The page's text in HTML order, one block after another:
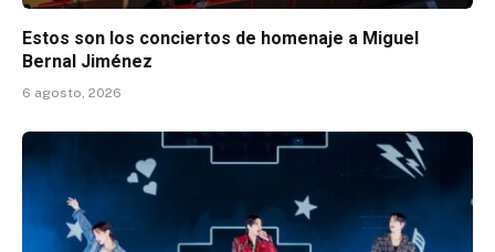
Estos son los conciertos de homenaje a Miguel
Bernal Jiménez
6 agosto, 2026